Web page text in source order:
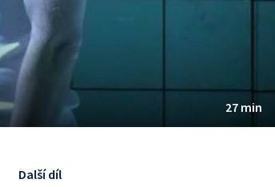
27 min
Další díl